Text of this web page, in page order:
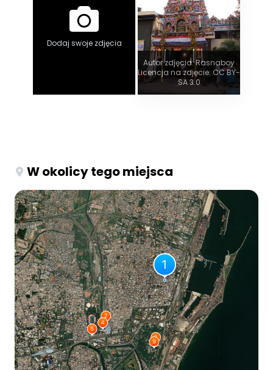
Dodaj swoje zdjęcia
Autor zdjęcia: Rasnaboy
Licencja na zdjęcie: CC BY-
SA 3.0
W okolicy tego miejsca